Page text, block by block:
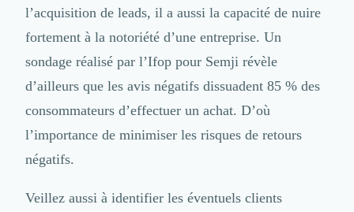
Impression
Logistique
Traiteur & Restauration
Conception & Aménagement de Bureaux
Sourcing et Imports
Développement à l'international
Accélérateurs et incubateurs
Réhabilitation et maintenance
l’acquisition de leads, il a aussi la capacité de nuire
fortement à la notoriété d’une entreprise. Un
sondage réalisé par l’Ifop pour Semjirévèle
d’ailleurs que les avis négatifs dissuadent 85 % des
consommateurs d’effectuer un achat. D’où
l’importance de minimiser les risques de retours
négatifs.
Veillez aussi à identifier les éventuels clients